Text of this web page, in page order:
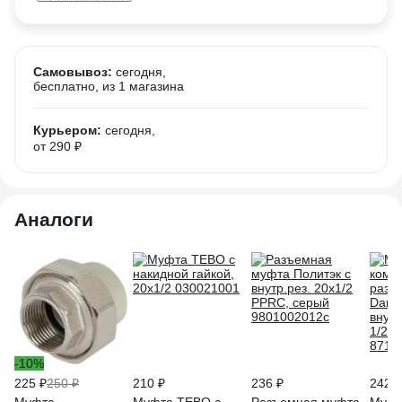
Самовывоз: сегодня,
бесплатно , из 1 магазина
Курьером: сегодня,
от 290 ₽
Аналоги
-10%
225 ₽250 ₽
210 ₽
236 ₽
242 ₽